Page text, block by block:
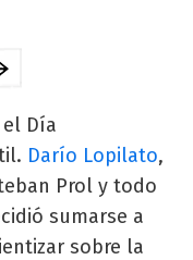
Día
Darío Lopilato,
Prol y todo
sumarse a
sobre la